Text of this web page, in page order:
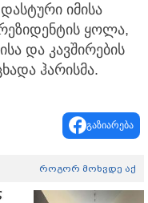
იმისა
ყოლა,
და კავშირების
ჰარისმა.
გაზიარება
როგორ მოხვდე აქ